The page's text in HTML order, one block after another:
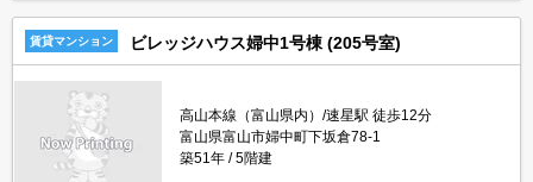
賃貸マンション ビレッジハウス婦中1号棟 (205号室)
高山本線（富山県内）/速星駅 徒歩12分
富山県富山市婦中町下坂倉78-1
築51年
5階建